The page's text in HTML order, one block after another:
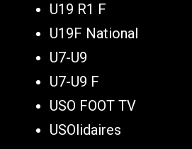
U19 R1 F
U19F National
U7-U9
U7-U9 F
USO FOOT TV
USOlidaires